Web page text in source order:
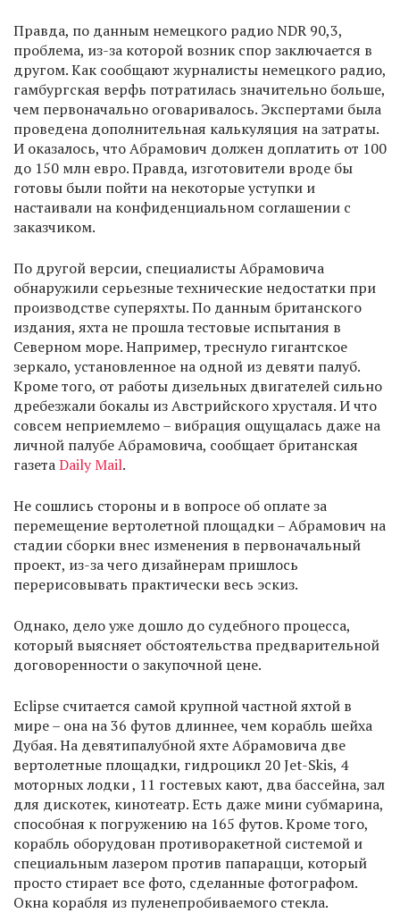
Правда, по данным немецкого радио NDR 90,3,
проблема, из-за которой возник спор заключается в
другом. Как сообщают журналисты немецкого радио,
гамбургская верфь потратилась значительно больше,
чем первоначально оговаривалось. Экспертами была
проведена дополнительная калькуляция на затраты.
И оказалось, что Абрамович должен доплатить от 100
до 150 млн евро. Правда, изготовители вроде бы
готовы были пойти на некоторые уступки и
настаивали на конфиденциальном соглашении с
заказчиком.
По другой версии, специалисты Абрамовича
обнаружили серьезные технические недостатки при
производстве суперяхты. По данным британского
издания, яхта не прошла тестовые испытания в
Северном море. Например, треснуло гигантское
зеркало, установленное на одной из девяти палуб.
Кроме того, от работы дизельных двигателей сильно
дребезжали бокалы из Австрийского хрусталя. И что
совсем неприемлемо – вибрация ощущалась даже на
личной палубе Абрамовича, сообщает британская
газетаDaily Mail.
Не сошлись стороны и в вопросе об оплате за
перемещение вертолетной площадки – Абрамович на
стадии сборки внес изменения в первоначальный
проект, из-за чего дизайнерам пришлось
перерисовывать практически весь эскиз.
Однако, дело уже дошло до судебного процесса,
который выясняет обстоятельства предварительной
договоренности о закупочной цене.
Eclipse считается самой крупной частной яхтой в
мире – она на 36 футов длиннее, чем корабль шейха
Дубая. На девятипалубной яхте Абрамовича две
вертолетные площадки, гидроцикл 20 Jet-Skis, 4
моторных лодки , 11 гостевых кают, два бассейна, зал
для дискотек, кинотеатр. Есть даже мини субмарина,
способная к погружению на 165 футов. Кроме того,
корабль оборудован противоракетной системой и
специальным лазером против папарацци, который
просто стирает все фото, сделанные фотографом.
Окна корабля из пуленепробиваемого стекла.